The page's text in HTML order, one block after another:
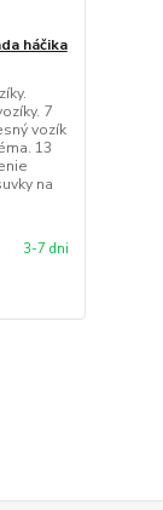
háčika
7
vozík
13
na
3-7 dni